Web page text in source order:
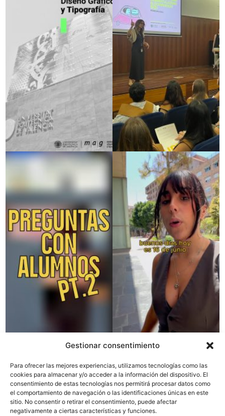
Gestionar consentimiento
Para ofrecer las mejores experiencias, utilizamos tecnologías como las
cookies para almacenar y/o acceder a la información del dispositivo. El
consentimiento de estas tecnologías nos permitirá procesar datos como
el comportamiento de navegación o las identificaciones únicas en este
sitio. No consentir o retirar el consentimiento, puede afectar
negativamente a ciertas características y funciones.